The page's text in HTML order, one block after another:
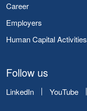
Career
Employers
Human Capital Activities
Follow us
LinkedIn YouTube